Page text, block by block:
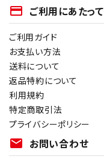
payment ご利用にあたって
ご利用ガイド
お支払い方法
送料について
返品特約について
利用規約
特定商取引法
プライバシーポリシー
mail お問い合わせ